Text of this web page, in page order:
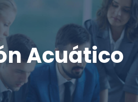
Acuático